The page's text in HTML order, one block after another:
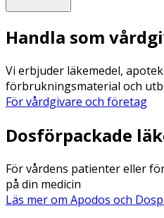
Handla som
Vi erbjuder läkemedel,
förbrukningsmaterial och
För vårdgivare och företag
Dosförpackade
För vårdens patienter eller
på din medicin
Läs mer om Apodos och